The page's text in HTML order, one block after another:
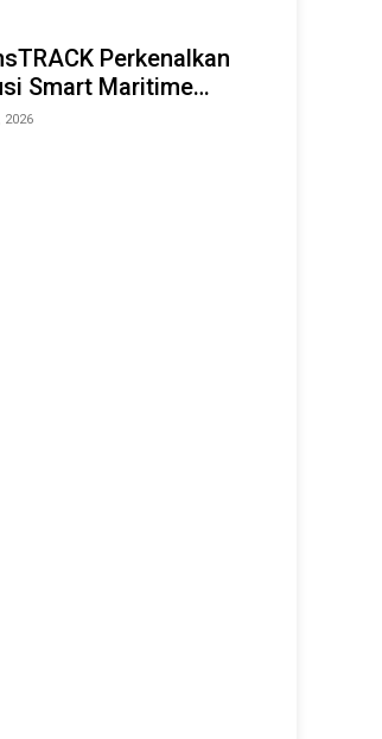
Perkenalkan
Smart Maritime
Berbasis AI dan
2026